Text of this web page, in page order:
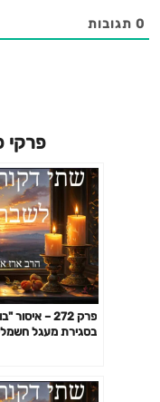
0 תגובות
פרקי
פרק 272 – איסור
בסגירת מעגל
לסגור רוכסן?